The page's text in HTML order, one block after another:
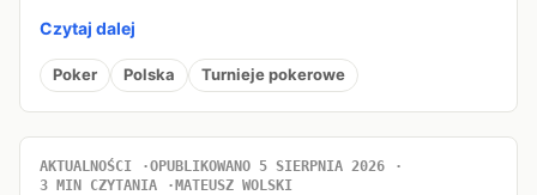
Czytaj dalej
Poker Polska Turnieje pokerowe
AKTUALNOŚCI
OPUBLIKOWANO 5 SIERPNIA 2026
3 MIN CZYTANIA
MATEUSZ WOLSKI